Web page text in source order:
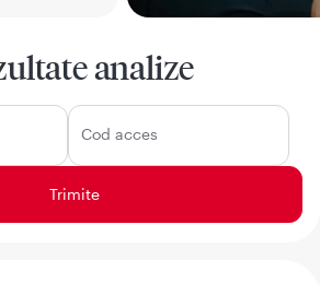
analize
Cod acces